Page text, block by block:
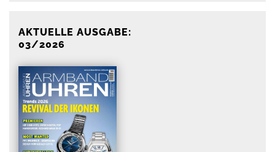
AKTUELLE AUSGABE:
03/2026